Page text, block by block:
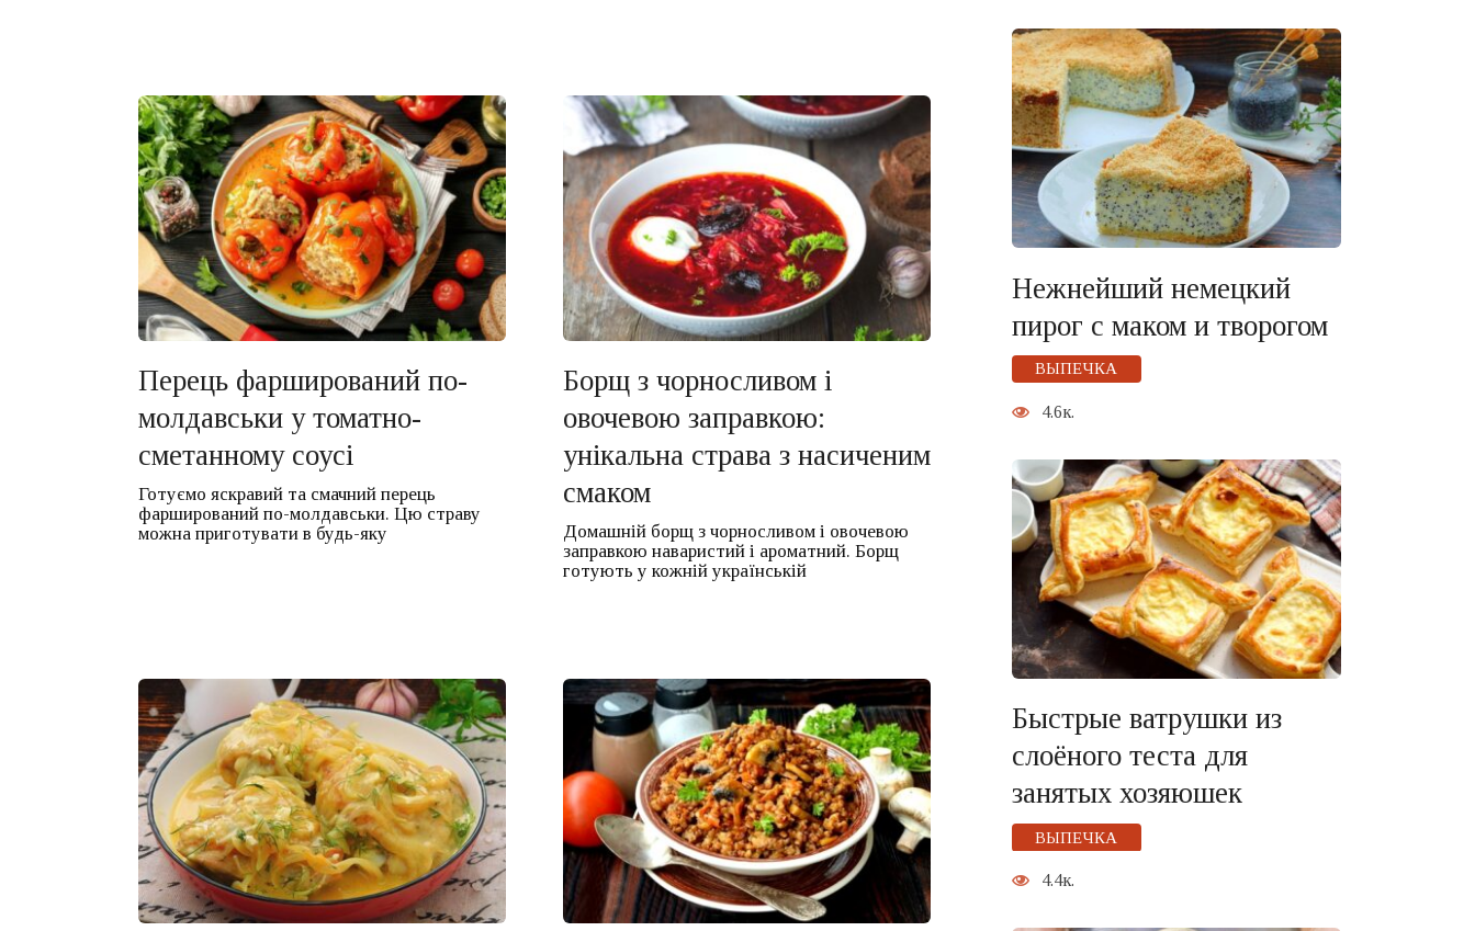
Перець фарширований по-
молдавськи у томатно-
сметанному соусі
Готуємо яскравий та смачний перець
фарширований по-молдавськи. Цю страву
можна приготувати в будь-яку
Борщ з чорносливом і
овочевою заправкою:
унікальна страва з насиченим
смаком
Домашній борщ з чорносливом і овочевою
заправкою наваристий і ароматний. Борщ
готують у кожній українській
Нежнейший немецкий
пирог с маком и творогом
ВЫПЕЧКА
4.6к.
Быстрые ватрушки из
слоёного теста для
занятых хозяюшек
ВЫПЕЧКА
4.4к.